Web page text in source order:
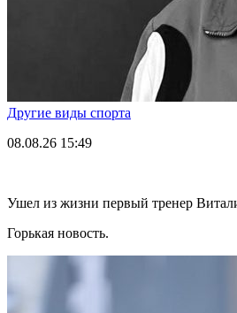
Другие виды спорта
08.08.26 15:49
Ушел из жизни первый тренер
Горькая новость.